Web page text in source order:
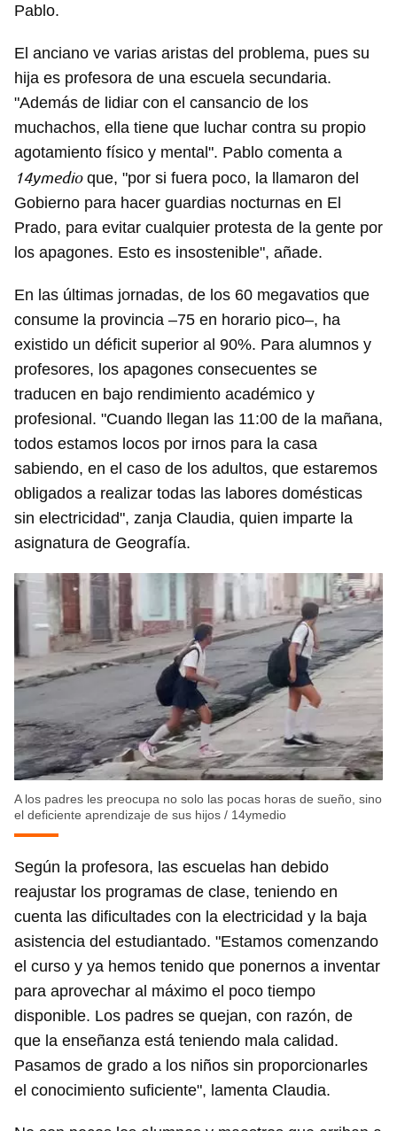
Pablo.
El anciano ve varias aristas del problema, pues su
hija es profesora de una escuela secundaria.
"Además de lidiar con el cansancio de los
muchachos, ella tiene que luchar contra su propio
agotamiento físico y mental". Pablo comenta a
14ymedioque, "por si fuera poco, la llamaron del
Gobierno para hacer guardias nocturnas en El
Prado, para evitar cualquier protesta de la gente por
los apagones. Esto es insostenible", añade.
En las últimas jornadas, de los 60 megavatios que
consume la provincia –75 en horario pico–, ha
existido un déficit superior al 90%. Para alumnos y
profesores, los apagones consecuentes se
traducen en bajo rendimiento académico y
profesional. "Cuando llegan las 11:00 de la mañana,
todos estamos locos por irnos para la casa
sabiendo, en el caso de los adultos, que estaremos
obligados a realizar todas las labores domésticas
sin electricidad", zanja Claudia, quien imparte la
asignatura de Geografía.
A los padres les preocupa no solo las pocas horas de sueño, sino
el deficiente aprendizaje de sus hijos / 14ymedio
Según la profesora, las escuelas han debido
reajustar los programas de clase, teniendo en
cuenta las dificultades con la electricidad y la baja
asistencia del estudiantado. "Estamos comenzando
el curso y ya hemos tenido que ponernos a inventar
para aprovechar al máximo el poco tiempo
disponible. Los padres se quejan, con razón, de
que la enseñanza está teniendo mala calidad.
Pasamos de grado a los niños sin proporcionarles
el conocimiento suficiente", lamenta Claudia.